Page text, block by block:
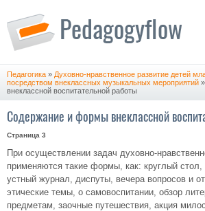
Педагогика » Духовно-нравственное развитие детей
посредством внеклассных музыкальных мероприятий
внеклассной воспитательной работы
Содержание и формы внеклассной
Страница 3
При осуществлении задач духовно-
применяются такие формы, как: круглый стол,
устный журнал, диспуты, вечера вопросов и
этические темы, о самовоспитании, обзор
предметам, заочные путешествия, акция